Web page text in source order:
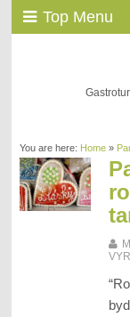
Top Menu
You are here: Home»